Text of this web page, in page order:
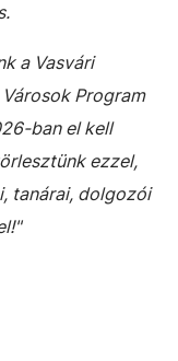
a Vasvári
Program
ban el kell
ezzel,
tanárai, dolgozói